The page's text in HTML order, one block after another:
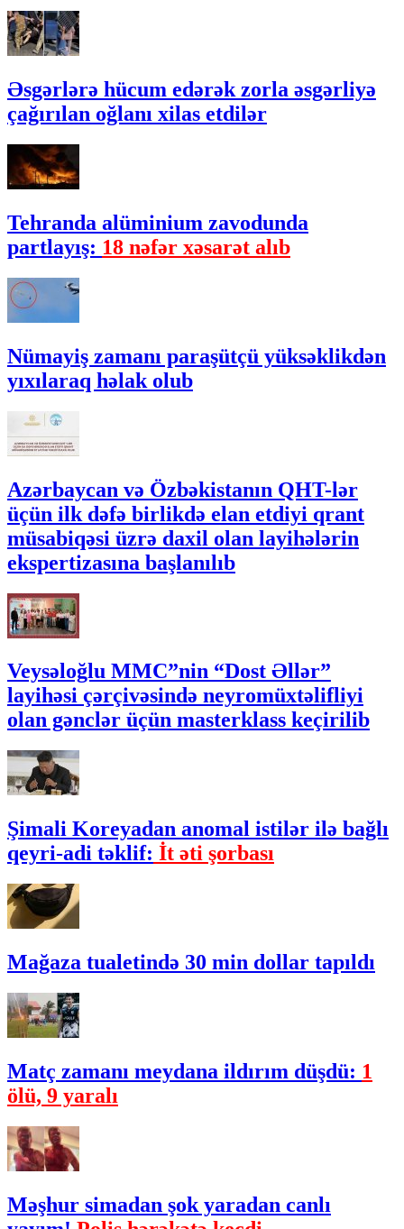
Əsgərlərə hücum edərək zorla əsgərliyə
çağırılan oğlanı xilas etdilər
Tehranda alüminium zavodunda
partlayış: 18 nəfər xəsarət alıb
Nümayiş zamanı paraşütçü yüksəklikdən
yıxılaraq həlak olub
Azərbaycan və Özbəkistanın QHT-lər
üçün ilk dəfə birlikdə elan etdiyi qrant
müsabiqəsi üzrə daxil olan layihələrin
ekspertizasına başlanılıb
Veysəloğlu MMC”nin “Dost Əllər”
layihəsi çərçivəsində neyromüxtəlifliyi
olan gənclər üçün masterklass keçirilib
Şimali Koreyadan anomal istilər ilə bağlı
qeyri-adi təklif: İt əti şorbası
Mağaza tualetində 30 min dollar tapıldı
Matç zamanı meydana ildırım düşdü: 1
ölü, 9 yaralı
Məşhur simadan şok yaradan canlı